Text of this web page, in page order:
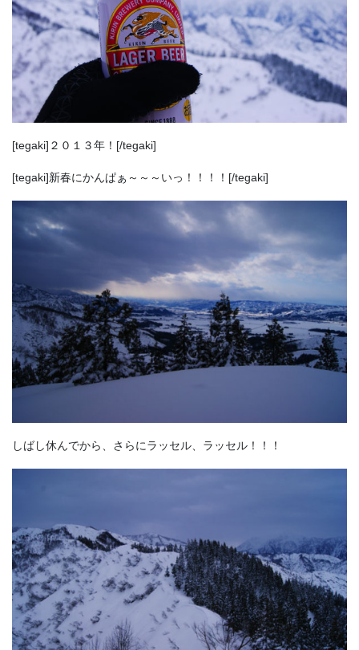
[tegaki]２０１３年！[/tegaki]
[tegaki]新春にかんぱぁ～～～いっ！！！！[/tegaki]
しばし休んでから、さらにラッセル、ラッセル！！！